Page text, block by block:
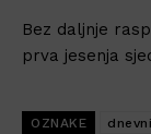
Bez daljnje
prva jesenja
OZNAKE